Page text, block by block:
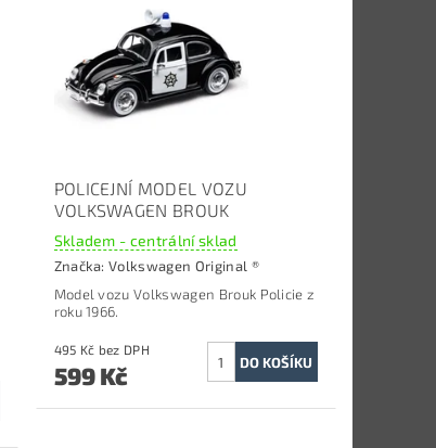
POLICEJNÍ MODEL VOZU
VOLKSWAGEN BROUK
Skladem - centrální sklad
Značka:Volkswagen Original ®
Model vozu Volkswagen Brouk Policie z
roku 1966.
495 Kč bez DPH
599 Kč